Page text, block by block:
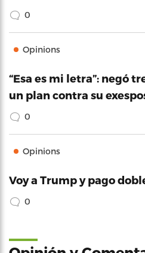
0
Opinions
“Esa es mi letra”: negó
un plan contra su
0
Opinions
Voy a Trump y pago
0